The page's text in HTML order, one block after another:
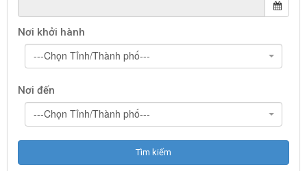
Nơi khởi hành
---Chọn Tỉnh/Thành phố---
Nơi đến
---Chọn Tỉnh/Thành phố---